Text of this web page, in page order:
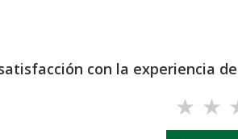
con la experiencia